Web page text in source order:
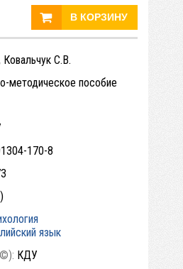
Ковальчук С.В.
методическое пособие
170-8
язык
КДУ